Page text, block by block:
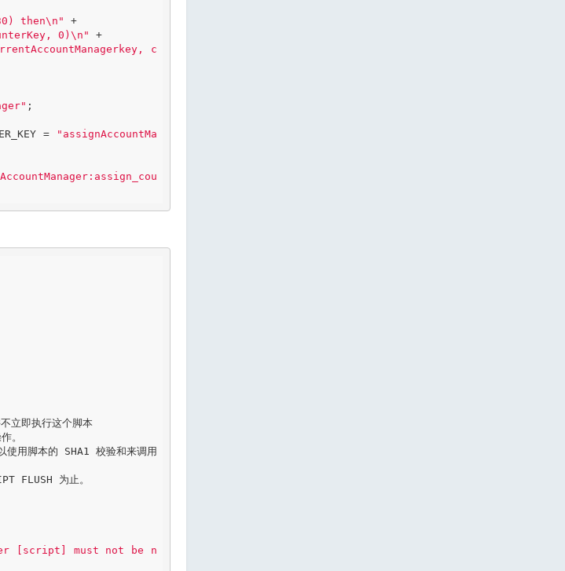
then\n"
+
0)\n" +
c
;
=
"assignAccountMa
[script] must not be n